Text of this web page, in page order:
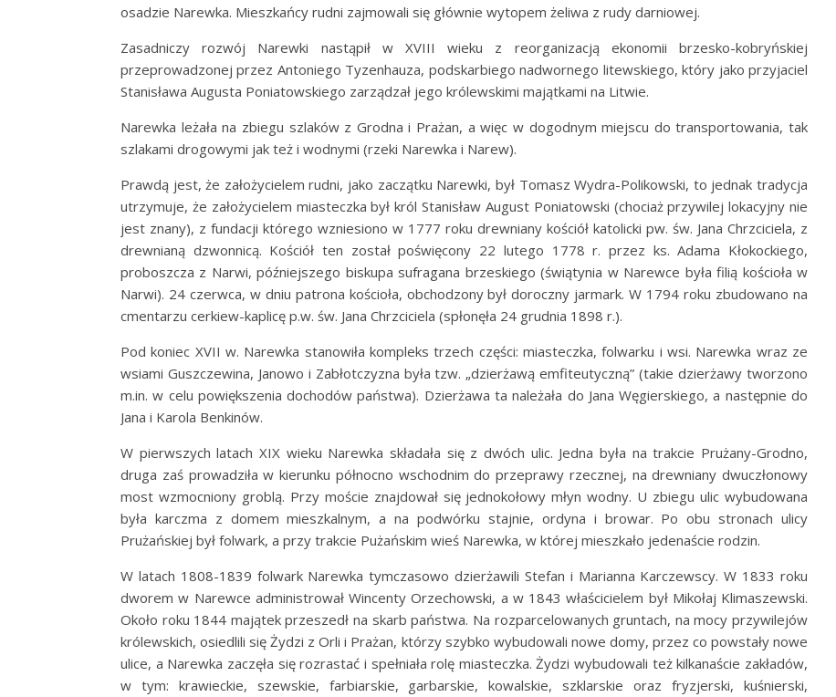
osadzie Narewka. Mieszkańcy rudni zajmowali się głównie wytopem żeliwa z rudy darniowej.
Zasadniczy rozwój Narewki nastąpił w XVIII wieku z reorganizacją ekonomii brzesko-kobryńskiej
przeprowadzonej przez Antoniego Tyzenhauza, podskarbiego nadwornego litewskiego, który jako przyjaciel
Stanisława Augusta Poniatowskiego zarządzał jego królewskimi majątkami na Litwie.
Narewka leżała na zbiegu szlaków z Grodna i Prażan, a więc w dogodnym miejscu do transportowania, tak
szlakami drogowymi jak też i wodnymi (rzeki Narewka i Narew).
Prawdą jest, że założycielem rudni, jako zaczątku Narewki, był Tomasz Wydra-Polikowski, to jednak tradycja
utrzymuje, że założycielem miasteczka był król Stanisław August Poniatowski (chociaż przywilej lokacyjny nie
jest znany), z fundacji którego wzniesiono w 1777 roku drewniany kościół katolicki pw. św. Jana Chrzciciela, z
drewnianą dzwonnicą. Kościół ten został poświęcony 22 lutego 1778 r. przez ks. Adama Kłokockiego,
proboszcza z Narwi, późniejszego biskupa sufragana brzeskiego (świątynia w Narewce była filią kościoła w
Narwi). 24 czerwca, w dniu patrona kościoła, obchodzony był doroczny jarmark. W 1794 roku zbudowano na
cmentarzu cerkiew-kaplicę p.w. św. Jana Chrzciciela (spłonęła 24 grudnia 1898 r.).
Pod koniec XVII w. Narewka stanowiła kompleks trzech części: miasteczka, folwarku i wsi. Narewka wraz ze
wsiami Guszczewina, Janowo i Zabłotczyzna była tzw. „dzierżawą emfiteutyczną” (takie dzierżawy tworzono
m.in. w celu powiększenia dochodów państwa). Dzierżawa ta należała do Jana Węgierskiego, a następnie do
Jana i Karola Benkinów.
W pierwszych latach XIX wieku Narewka składała się z dwóch ulic. Jedna była na trakcie Prużany-Grodno,
druga zaś prowadziła w kierunku północno wschodnim do przeprawy rzecznej, na drewniany dwuczłonowy
most wzmocniony groblą. Przy moście znajdował się jednokołowy młyn wodny. U zbiegu ulic wybudowana
była karczma z domem mieszkalnym, a na podwórku stajnie, ordyna i browar. Po obu stronach ulicy
Prużańskiej był folwark, a przy trakcie Pużańskim wieś Narewka, w której mieszkało jedenaście rodzin.
W latach 1808-1839 folwark Narewka tymczasowo dzierżawili Stefan i Marianna Karczewscy. W 1833 roku
dworem w Narewce administrował Wincenty Orzechowski, a w 1843 właścicielem był Mikołaj Klimaszewski.
Około roku 1844 majątek przeszedł na skarb państwa. Na rozparcelowanych gruntach, na mocy przywilejów
królewskich, osiedlili się Żydzi z Orli i Prażan, którzy szybko wybudowali nowe domy, przez co powstały nowe
ulice, a Narewka zaczęła się rozrastać i spełniała rolę miasteczka. Żydzi wybudowali też kilkanaście zakładów,
w tym: krawieckie, szewskie, farbiarskie, garbarskie, kowalskie, szklarskie oraz fryzjerski, kuśnierski,